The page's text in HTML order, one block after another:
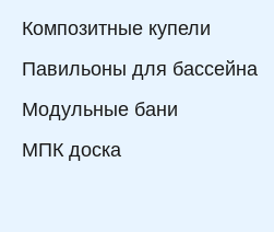
Композитные купели
Павильоны для бассейна
Модульные бани
МПК доска